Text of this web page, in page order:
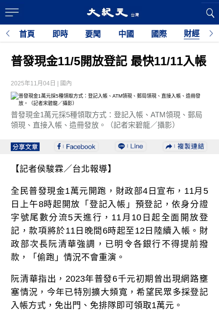
首頁 即時 要聞 中國 國際 財經
普發現金11/5開放登記 最快11/11入帳
2025年11月04日 | 國內
普發現金1萬元採5種領取方式：登記入帳、ATM領現、郵局
領現、直接入帳、造冊發放。（記者宋碧龍／攝影）
【記者侯駿霖／台北報導】
全民普發現金1萬元開跑，財政部4日宣布，11月5
日上午8時起開放「登記入帳」預登記，依身分證
字號尾數分流5天進行，11月10日起全面開放登
記，款項將於11日晚間6時起至12日陸續入帳。財
政部次長阮清華強調，已明令各銀行不得提前撥
款，「偷跑」情況不會重演。
阮清華指出，2023年普發6千元初期曾出現網路壅
塞情況，今年已特別擴大頻寬，希望民眾多採登記
入帳方式，免出門、免排隊即可領取1萬元。